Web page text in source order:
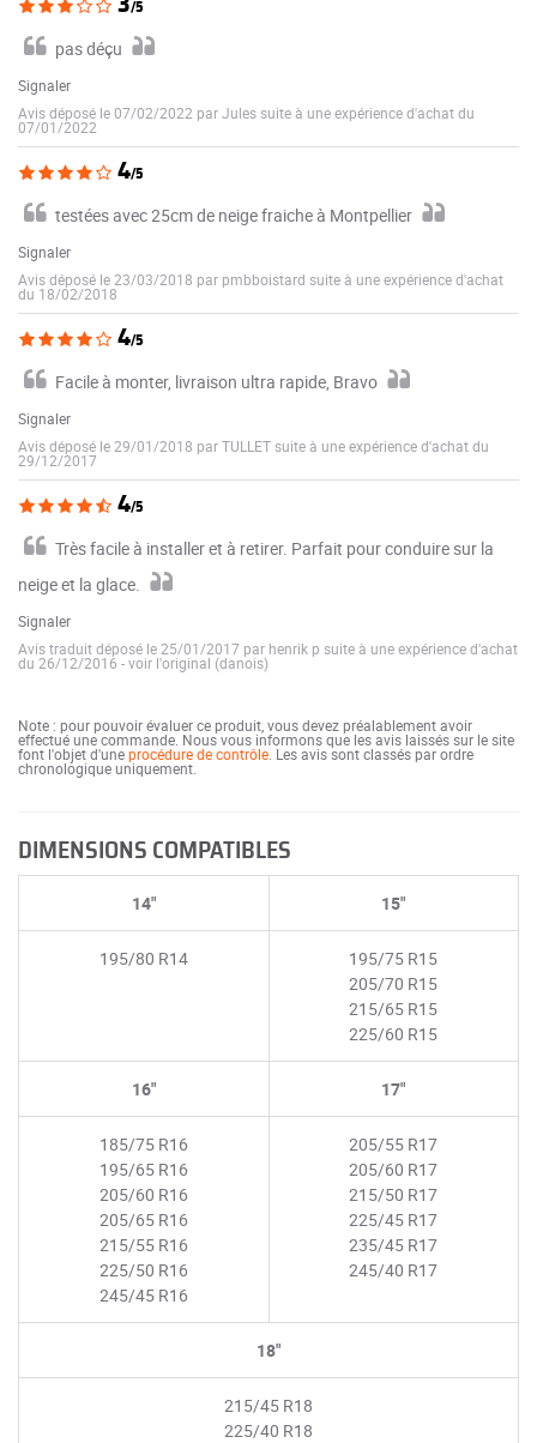
/5
pas déçu
Signaler
Avis déposé le 07/02/2022 par Jules suite à une expérience d'achat du
07/01/2022
4/5
testées avec 25cm de neige fraiche à Montpellier
Signaler
Avis déposé le 23/03/2018 par pmbboistard suite à une expérience d'achat
du 18/02/2018
4/5
Facile à monter, livraison ultra rapide, Bravo
Signaler
Avis déposé le 29/01/2018 par TULLET suite à une expérience d'achat du
29/12/2017
4/5
Très facile à installer et à retirer. Parfait pour conduire sur la
neige et la glace.
Signaler
Avis traduit déposé le 25/01/2017 par henrik p suite à une expérience d'achat
du 26/12/2016 -voir l'original (danois)
Note : pour pouvoir évaluer ce produit, vous devez préalablement avoir
effectué une commande. Nous vous informons que les avis laissés sur le site
font l'objet d'uneprocédure de contrôle . Les avis sont classés par ordre
chronologique uniquement.
DIMENSIONS COMPATIBLES
14"
195/80 R14
15"
195/75 R15
205/70 R15
215/65 R15
225/60 R15
16"
185/75 R16
195/65 R16
205/60 R16
205/65 R16
215/55 R16
225/50 R16
245/45 R16
17"
205/55 R17
205/60 R17
215/50 R17
225/45 R17
235/45 R17
245/40 R17
18"
215/45 R18
225/40 R18